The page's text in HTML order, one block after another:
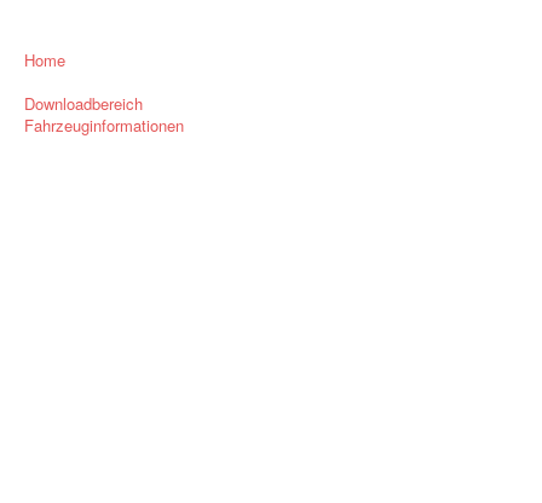
Home
Downloadbereich
Fahrzeuginformationen